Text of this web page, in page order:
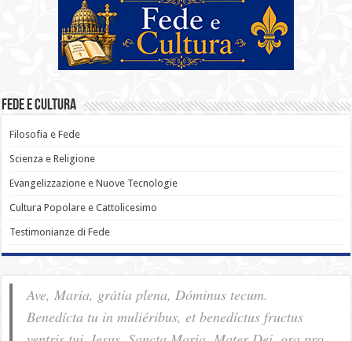
Fede e Cultura
Filosofia e Fede
Scienza e Religione
Evangelizzazione e Nuove Tecnologie
Cultura Popolare e Cattolicesimo
Testimonianze di Fede
Ave, Maria, grátia plena, Dóminus tecum.
Benedícta tu in muliéribus, et benedíctus fructus